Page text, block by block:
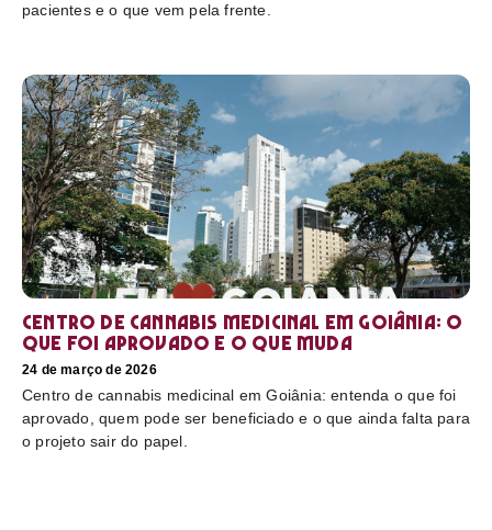
pacientes e o que vem pela frente.
Centro de cannabis medicinal em Goiânia: o
que foi aprovado e o que muda
24 de março de 2026
Centro de cannabis medicinal em Goiânia: entenda o que foi
aprovado, quem pode ser beneficiado e o que ainda falta para
o projeto sair do papel.